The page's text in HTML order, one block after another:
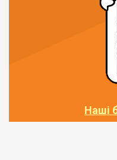
Наші